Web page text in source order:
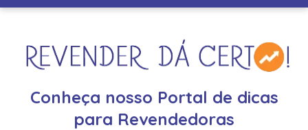
Conheça nosso Portal de dicas
para Revendedoras